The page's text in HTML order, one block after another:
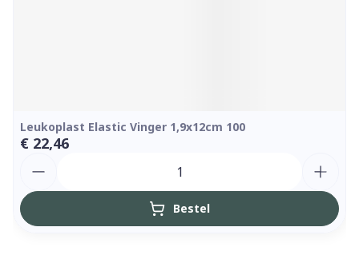
Leukoplast Elastic Vinger 1,9x12cm 100
€ 22,46
Bestel